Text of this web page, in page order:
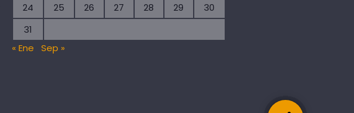
24
25 26 27 28 29
30
31
« Ene
Sep »